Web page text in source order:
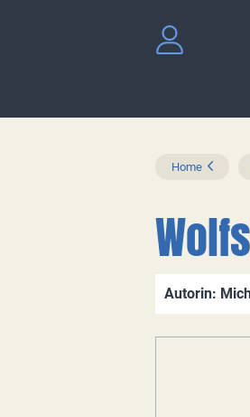
Home
Autorin: